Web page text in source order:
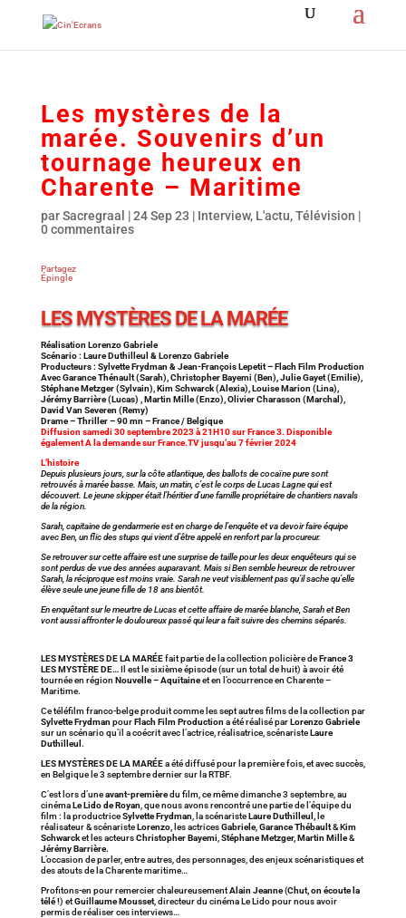
Les mystères de la
marée. Souvenirs d’un
tournage heureux en
Charente – Maritime
parSacregraal |24 Sep 23 | Interview, L'actu,Télévision |
0 commentaires
Partagez
Épingle
LES MYSTÈRES DE LA MARÉE
Réalisation Lorenzo Gabriele
Scénario : Laure Duthilleul & Lorenzo Gabriele
Producteurs : Sylvette Frydman & Jean-François Lepetit – Flach Film Production
Avec Garance Thénault (Sarah), Christopher Bayemi (Ben), Julie Gayet (Emilie),
Stéphane Metzger (Sylvain), Kim Schwarck (Alexia), Louise Marion (Lina),
Jérémy Barrière (Lucas) , Martin Mille (Enzo), Olivier Charasson (Marchal),
David Van Severen (Remy)
Drame – Thriller – 90 mn – France / Belgique
Diffusion samedi 30 septembre 2023 à 21H10 sur France 3. Disponible
également A la demande sur France.TV jusqu’au 7 février 2024
L’histoire
Depuis plusieurs jours, sur la côte atlantique, des ballots de cocaïne pure sont
retrouvés à marée basse. Mais, un matin, c’est le corps de Lucas Lagne qui est
découvert. Le jeune skipper était l’héritier d’une famille propriétaire de chantiers navals
de la région.
Sarah, capitaine de gendarmerie est en charge de l’enquête et va devoir faire équipe
avec Ben, un flic des stups qui vient d’être appelé en renfort par la procureur.
Se retrouver sur cette affaire est une surprise de taille pour les deux enquêteurs qui se
sont perdus de vue des années auparavant. Mais si Ben semble heureux de retrouver
Sarah, la réciproque est moins vraie. Sarah ne veut visiblement pas qu’il sache qu’elle
élève seule une jeune fille de 18 ans bientôt.
En enquêtant sur le meurtre de Lucas et cette affaire de marée blanche, Sarah et Ben
vont aussi affronter le douloureux passé qui leur a fait suivre des chemins séparés.
LES MYSTÈRES DE LA MARÉEfait partie de la collection policière deFrance 3
LES MYSTÈRE DE…Il est le sixième épisode (sur un total de huit) à avoir été
tournée en région Nouvelle – Aquitaineet en l’occurrence en Charente –
Maritime.
Ce téléfilm franco-belge produit comme les sept autres films de la collection par
Sylvette Frydman pourFlach Film Production a été réalisé parLorenzo Gabriele
sur un scénario qu’il a coécrit avec l’actrice, réalisatrice, scénaristeLaure
Duthilleul .
LES MYSTÈRES DE LA MARÉEa été diffusé pour la première fois, et avec succès,
en Belgique le 3 septembre dernier sur la RTBF.
C’est lors d’uneavant-premièredu film, ce même dimanche 3 septembre, au
cinémaLe Lido de Royan , que nous avons rencontré une partie de l’équipe du
film : la productriceSylvette Frydman , la scénaristeLaure Duthilleul,
le
réalisateur & scénaristeLorenzo, les actricesGabriele, Garance Thébault& Kim
Schwarcket les acteursChristopher Bayemi Stéphane Metzger, Martin Mille&
Jérémy Barrière.
L’occasion de parler, entre autres, des personnages, des enjeux scénaristiques et
des atouts de la Charente maritime…
Profitons-en pour remercier chaleureusementAlain Jeanne(Chut, on écoute la
télé !) etGuillaume Mousset, directeur du cinéma Le Lido pour nous avoir
permis de réaliser ces interviews…